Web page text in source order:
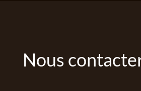
Nous